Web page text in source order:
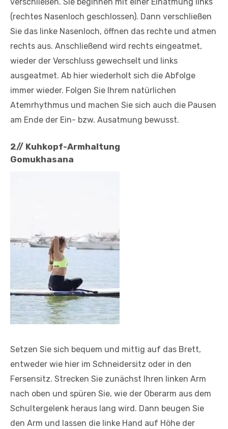
(rechtes Nasenloch geschlossen). Dann verschließen
Sie das linke Nasenloch, öffnen das rechte und atmen
rechts aus. Anschließend wird rechts eingeatmet,
wieder der Verschluss gewechselt und links
ausgeatmet. Ab hier wiederholt sich die Abfolge
immer wieder. Folgen Sie Ihrem natürlichen
Atemrhythmus und machen Sie sich auch die Pausen
am Ende der Ein- bzw. Ausatmung bewusst.
2// Kuhkopf-Armhaltung
Gomukhasana
Setzen Sie sich bequem und mittig auf das Brett,
entweder wie hier im Schneidersitz oder in den
Fersensitz. Strecken Sie zunächst Ihren linken Arm
nach oben und spüren Sie, wie der Oberarm aus dem
Schultergelenk heraus lang wird. Dann beugen Sie
den Arm und lassen die linke Hand auf Höhe der